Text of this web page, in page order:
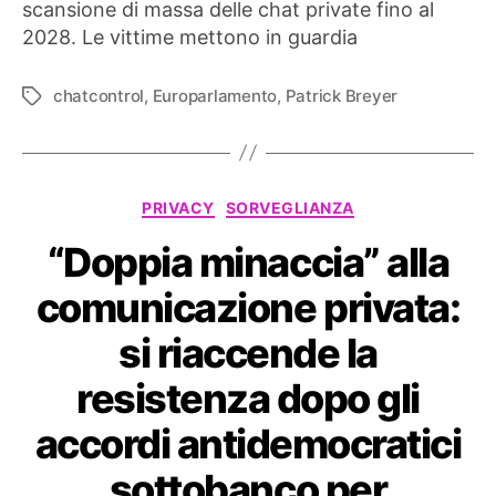
–
“I
risentiranno”
scansione di massa delle chat private fino al
2028. Le vittime mettono in guardia
Tag chatcontrol, Europarlamento, Patrick Breyer
Categorie
PRIVACY SORVEGLIANZA
“Doppia minaccia” alla
comunicazione privata:
si riaccende la
resistenza dopo gli
accordi antidemocratici